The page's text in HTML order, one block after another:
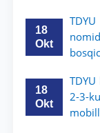
18
Okt
18
Okt
2-3-